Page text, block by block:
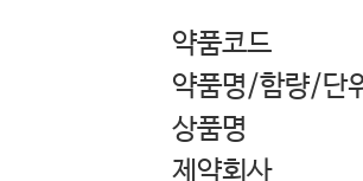
약품
약품명/함량
상품명
제약